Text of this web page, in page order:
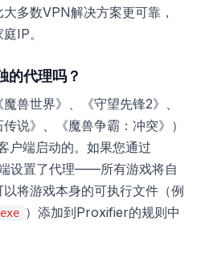
多数VPN解决方案更可靠，
IP。
的代理吗？
兽世界》、《守望先锋2》、
说》、《魔兽争霸：冲突》）
户端启动的。如果您通过
设置了代理——所有游戏将自
将游戏本身的可执行文件（例
）添加到Proxifier的规则中